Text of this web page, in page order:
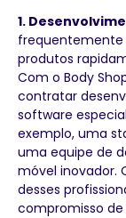
1.
frequentemente
produtos
Com o Body
contratar
software
exemplo, uma
uma equipe de
móvel inovador.
desses
compromisso